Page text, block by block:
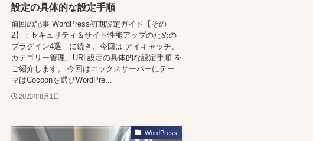
設定の具体的な設定手順
前回の記事 WordPress初期設定ガイド【その
2】：セキュリティ＆サイト性能アップのための
プラグイン4選 に続き、今回は アイキャッチ、
カテゴリー管理、URL設定の具体的な設定手順 を
ご紹介します。 今回はエックスサーバーにテー
マはCocoonを選びWordPre...
2023年8月1日
WordPress